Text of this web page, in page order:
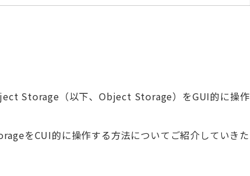
Storage（以下、Object Storage）をGUI的に操作
をCUI的に操作する方法についてご紹介していきた